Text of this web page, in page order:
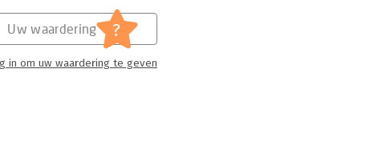
Uw waardering ?
in om uw waardering te geven